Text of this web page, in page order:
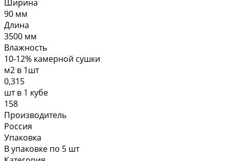
Ширина
90 мм
Длина
3500 мм
Влажность
10-12% камерной сушки
м2 в 1шт
0,315
шт в 1 кубе
158
Производитель
Россия
Упаковка
В упаковке по 5 шт